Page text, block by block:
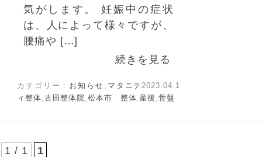
気がします。 妊娠中の症状
は、人によって様々ですが、
腰痛や […]
続きを見る
2023.04.1
カテゴリー： お知らせ マタニテ
ィ整体 古田整体院 ,松本市 整体 産後 ,骨盤
1 / 1 1